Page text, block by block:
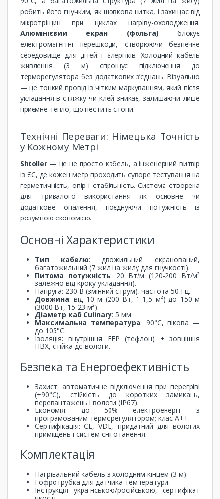
робить його гнучким, як шовкова нитка, і захищає від
мікротріщин при циклах нагріву-охолодження.
Алюмінієвий екран (фольга) блокує
електромагнітні перешкоди, створюючи безпечне
середовище для дітей і алергіків. Холодний кабель
живлення (3 м) спрощує підключення до
терморегулятора без додаткових з’єднань. Візуально
— це тонкий провід із чітким маркуванням, який після
укладання в стяжку чи клей зникає, залишаючи лише
приємне тепло, що пестить стопи.
Технічні Переваги: Німецька Точність
у Кожному Метрі
Shtoller— це не просто кабель, а інженерний витвір
із ЄС, де кожен метр проходить суворе тестування на
герметичність, опір і стабільність. Система створена
для тривалого використання як основне чи
додаткове опалення, поєднуючи потужність із
розумною економією.
Основні Характеристики
Тип кабелю: двожильний екранований,
багатожильний (7 жил на жилу для гнучкості).
Питома потужність: 20 Вт/м (120-200 Вт/м²
залежно від кроку укладання).
Напруга: 230 В (змінний струм), частота 50 Гц.
Довжина: від 10 м (200 Вт, 1-1,5 м²) до 150 м
(3000 Вт, 15-23 м²).
Діаметр каб Culinary: 5 мм.
Максимальна температура: 90°C, пікова —
до 105°C.
Ізоляція: внутрішня FEP (тефлон) + зовнішня
ПВХ, стійка до вологи.
Безпека та Енергоефективність
Захист: автоматичне відключення при перегріві
(+90°C), стійкість до коротких замикань,
перевантажень і вологи (IP67).
Економія: до 50% електроенергії з
програмованим терморегулятором; клас A++.
Сертифікація: CE, VDE, придатний для вологих
приміщень і систем сніготанення.
Комплектація
Нагрівальний кабель з холодним кінцем (3 м).
Гофротрубка для датчика температури.
Інструкція українською/російською, сертифікат